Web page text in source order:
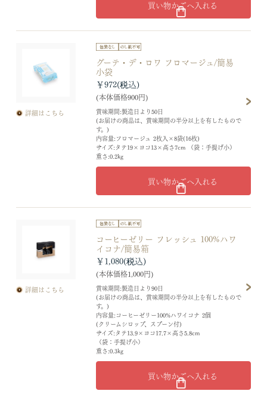
買い物かごへ入れる
詳細はこちら
グーテ・デ・ロワ フロマージュ/簡易
小袋
賞味期間:製造日より50日
(お届けの商品は、賞味期間の半分以上を有したもので
す。)
内容量:フロマージュ 2枚入×8袋(16枚)
サイズ:タテ19×ヨコ13×高さ7cm （袋：手提げ小）
重さ:0.2kg
￥972
(本体価格900円)
買い物かごへ入れる
詳細はこちら
コーヒーゼリー フレッシュ 100%ハワ
イコナ/簡易箱
賞味期間:製造日より90日
(お届けの商品は、賞味期間の半分以上を有したもので
す。)
内容量:コーヒーゼリー100%ハワイコナ 2個
(クリームシロップ、スプーン付)
サイズ:タテ13.9×ヨコ17.7×高さ5.8cm
（袋：手提げ小）
重さ:0.3kg
￥1,080
(本体価格1,000円)
買い物かごへ入れる